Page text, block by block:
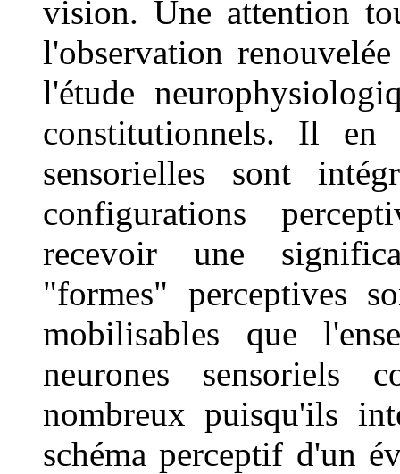
vision. Une attention
l'observation
l'étude
constitutionnels. Il en
sensorielles sont
configurations
recevoir une
"formes" perceptives
mobilisables que
neurones sensoriels
nombreux puisqu'ils
schéma perceptif d'un